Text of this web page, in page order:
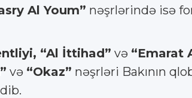
Al Youm” nəşrlərində isə
“Al İttihad” və “Emarat
və “Okaz” nəşrləri Bakının